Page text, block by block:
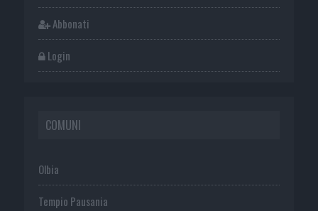
Abbonati
Login
COMUNI
Olbia
Tempio Pausania